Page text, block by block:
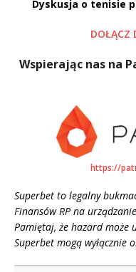
Dyskusja o tenisie
DOŁĄCZ
Wspierając nas na
https://
Superbet to legalny
Finansów RP na
Pamiętaj, że hazard może
Superbet mogą wyłącznie